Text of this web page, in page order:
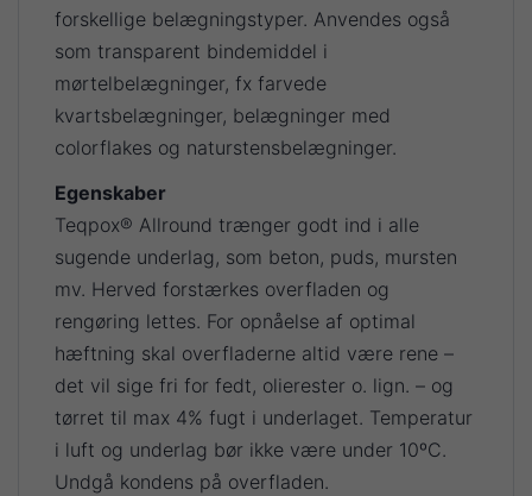
forskellige belægningstyper. Anvendes også
som transparent bindemiddel i
mørtelbelægninger, fx farvede
kvartsbelægninger, belægninger med
colorflakes og naturstensbelægninger.
Egenskaber
Teqpox® Allround trænger godt ind i alle
sugende underlag, som beton, puds, mursten
mv. Herved forstærkes overfladen og
rengøring lettes. For opnåelse af optimal
hæftning skal overfladerne altid være rene –
det vil sige fri for fedt, olierester o. lign. – og
tørret til max 4% fugt i underlaget. Temperatur
i luft og underlag bør ikke være under 10ºC.
Undgå kondens på overfladen.